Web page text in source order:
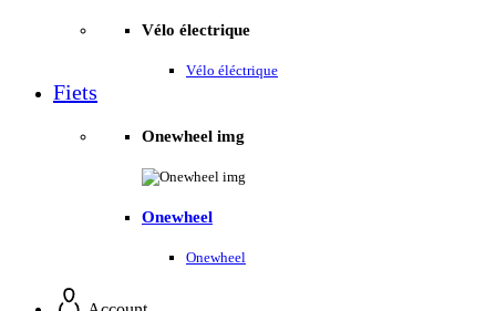
Vélo électrique
Vélo éléctrique
Fiets
Onewheel img
Onewheel
Onewheel